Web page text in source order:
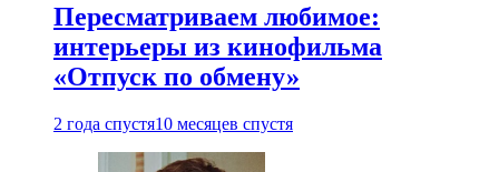
Пересматриваем любимое:
интерьеры из кинофильма
«Отпуск по обмену»
2 года спустя10 месяцев спустя